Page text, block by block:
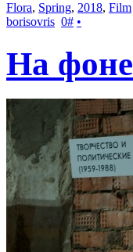
Flora, Spring, 2018, Film
borisovris 0# •
На